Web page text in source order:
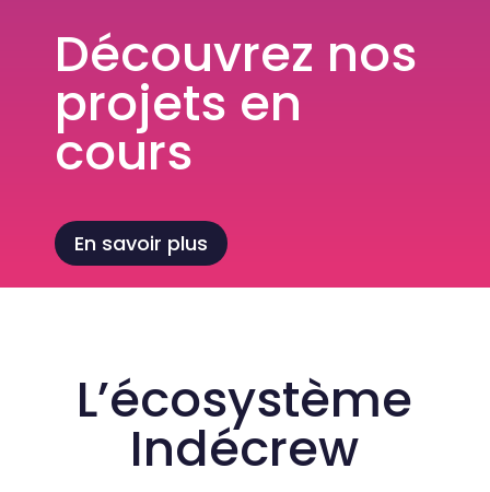
Découvrez nos
projets en
cours
En savoir plus
L’écosystème
Indécrew